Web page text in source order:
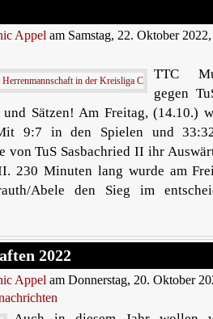
Appel am Samstag, 22. Oktober
TTC
gegen
und Sätzen! Am Freitag, (14.10.)
9:7 in den Spielen und
von TuS Sasbachried II ihr
230 Minuten lang wurde am
Abele den Sieg im
2022
Appel am Donnerstag, 20. Oktober